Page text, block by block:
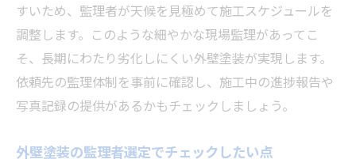
すいため、監理者が天候を見極めて施工スケジュールを
調整します。このような細やかな現場監理があってこ
そ、長期にわたり劣化しにくい外壁塗装が実現します。
依頼先の監理体制を事前に確認し、施工中の進捗報告や
写真記録の提供があるかもチェックしましょう。
外壁塗装の監理者選定でチェックしたい点